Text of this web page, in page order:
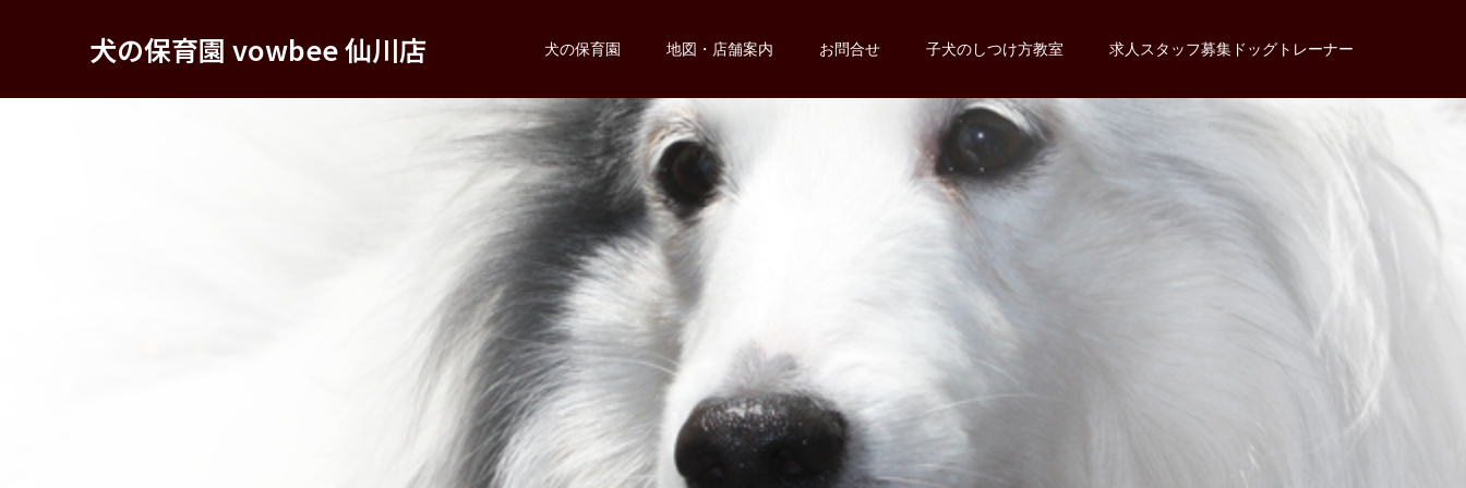
犬の保育園 vowbee 仙川店 犬の保育園 地図・店舗案内 お問合せ 子犬のしつけ方教室 求人スタッフ募集ドッグトレーナー